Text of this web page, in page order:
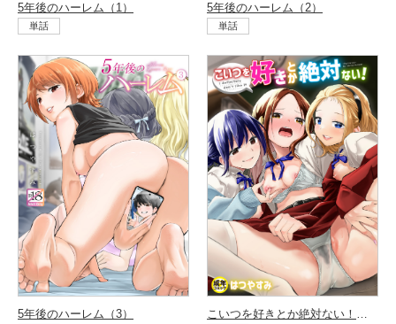
5年後のハーレム（1）
単話
5年後のハーレム（2）
単話
5年後のハーレム（3） こいつを好きとか絶対ない！（1）